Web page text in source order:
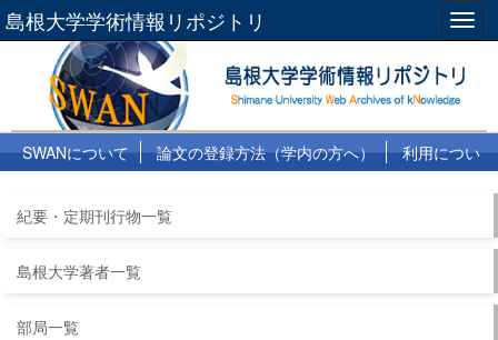
島根大学学術情報リポジトリ
SWANについて 論文の登録方法（学内の方へ）
利用につい
紀要・定期刊行物一覧
島根大学著者一覧
部局一覧